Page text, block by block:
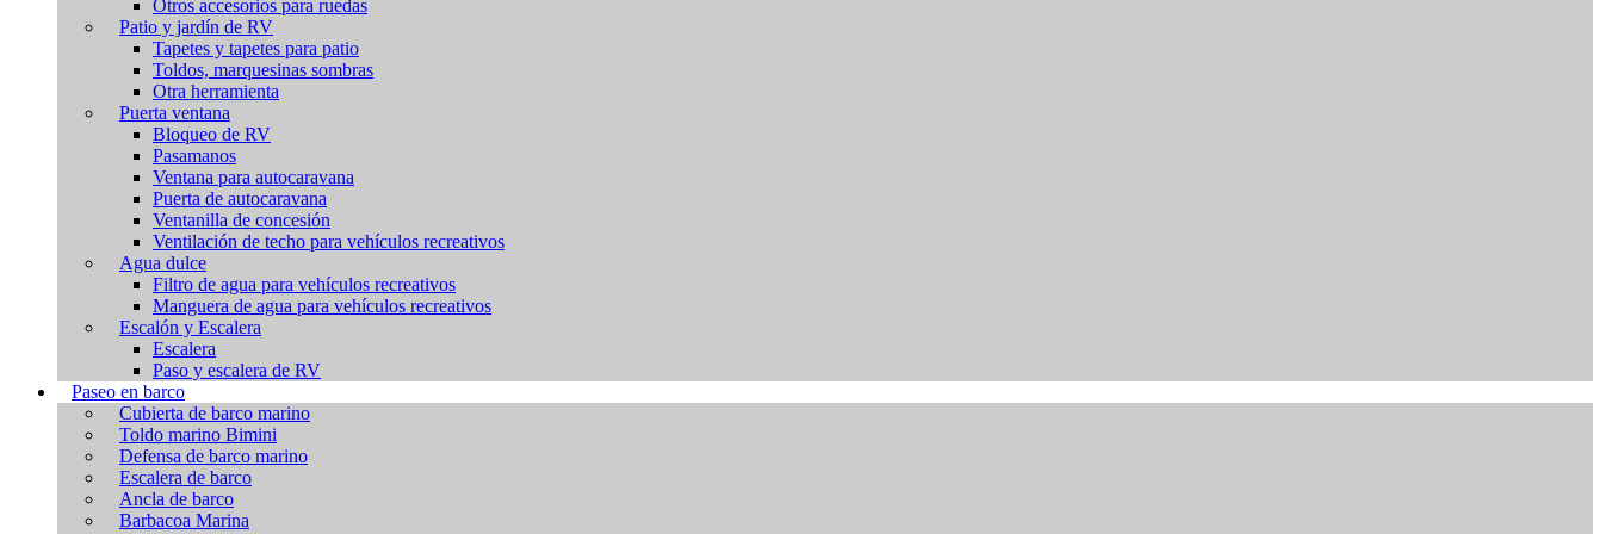
Otros accesorios para ruedas
Patio y jardín de RV
Tapetes y tapetes para patio
Toldos, marquesinas sombras
Otra herramienta
Puerta ventana
Bloqueo de RV
Pasamanos
Ventana para autocaravana
Puerta de autocaravana
Ventanilla de concesión
Ventilación de techo para vehículos recreativos
Agua dulce
Filtro de agua para vehículos recreativos
Manguera de agua para vehículos recreativos
Escalón y Escalera
Escalera
Paso y escalera de RV
Paseo en barco
Cubierta de barco marino
Toldo marino Bimini
Defensa de barco marino
Escalera de barco
Ancla de barco
Barbacoa Marina